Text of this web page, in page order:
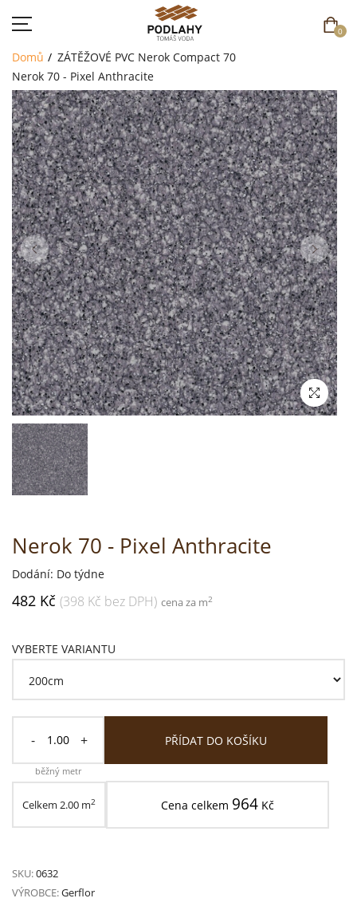
0
DOMŮ
SORTIMENT
AKCE
CENÍK
REFERENCE
SOUTĚŽ
KONTAKT
Domů ZÁTĚŽOVÉ PVC Nerok Compact 70
Nerok 70 - Pixel Anthracite
Nerok 70 - Pixel Anthracite
Dodání: Do týdne
482 Kč (398 Kč bez DPH) cena za m2
VYBERTE VARIANTU
- +
běžný metr
PŘÍDAT DO KOŠÍKU
Celkem 2.00 m2 Cena celkem 964 Kč
SKU:0632
VÝROBCE:Gerflor